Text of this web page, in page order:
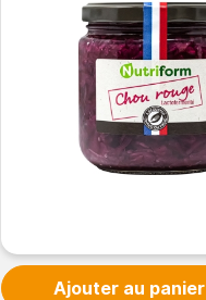
Ajouter au panier